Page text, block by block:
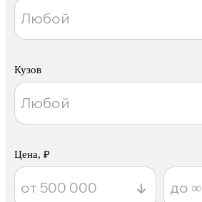
Кузов
Цена, ₽